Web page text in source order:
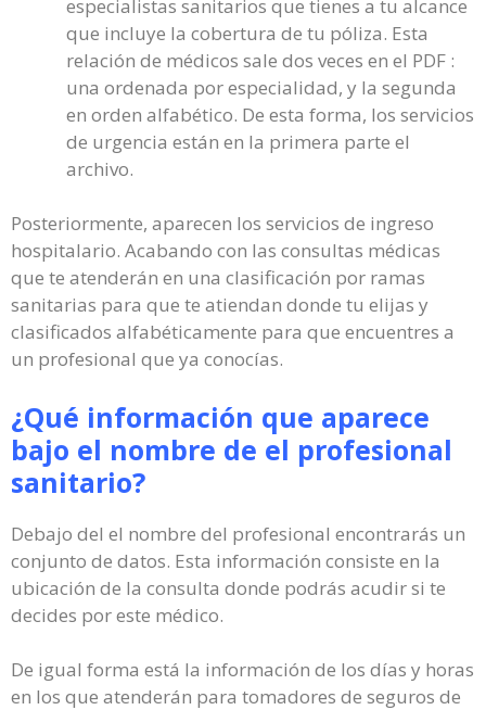
especialistas sanitarios que tienes a tu alcance
que incluye la cobertura de tu póliza. Esta
relación de médicos sale dos veces en el PDF :
una ordenada por especialidad, y la segunda
en orden alfabético. De esta forma, los servicios
de urgencia están en la primera parte el
archivo.
Posteriormente, aparecen los servicios de ingreso
hospitalario. Acabando con las consultas médicas
que te atenderán en una clasificación por ramas
sanitarias para que te atiendan donde tu elijas y
clasificados alfabéticamente para que encuentres a
un profesional que ya conocías.
¿Qué información que aparece
bajo el nombre de el profesional
sanitario?
Debajo del el nombre del profesional encontrarás un
conjunto de datos. Esta información consiste en la
ubicación de la consulta donde podrás acudir si te
decides por este médico.
De igual forma está la información de los días y horas
en los que atenderán para tomadores de seguros de